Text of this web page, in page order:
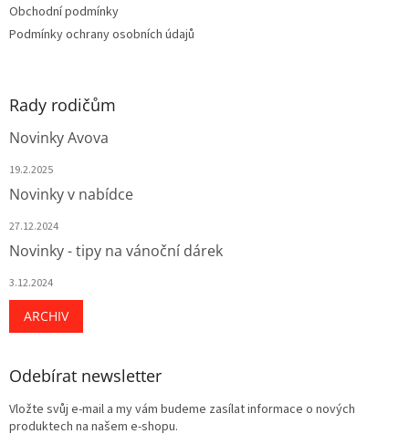
Obchodní podmínky
Podmínky ochrany osobních údajů
Rady rodičům
Novinky Avova
19.2.2025
Novinky v nabídce
27.12.2024
Novinky - tipy na vánoční dárek
3.12.2024
ARCHIV
Odebírat newsletter
Vložte svůj e-mail a my vám budeme zasílat informace o nových
produktech na našem e-shopu.